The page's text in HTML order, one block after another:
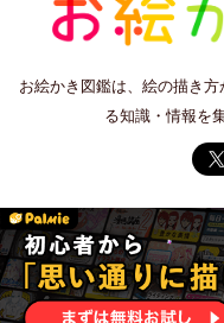
お絵かき図鑑は、絵の描き
る知識・情報を